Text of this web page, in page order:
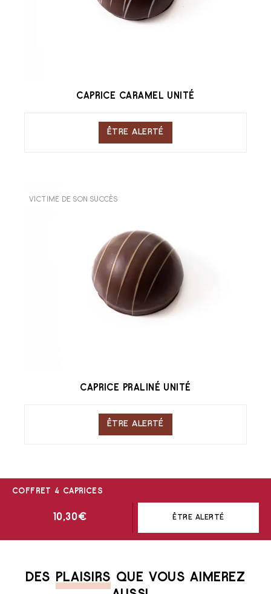
CAPRICE CARAMEL UNITÉ
ÊTRE ALERTÉ
CAPRICE PRALINÉ UNITÉ
ÊTRE ALERTÉ
VICTIME DE SON SUCCÈS
COFFRET 4 CAPRICES
10,30€ ÊTRE ALERTÉ
DES PLAISIRS QUE VOUS AIMEREZ